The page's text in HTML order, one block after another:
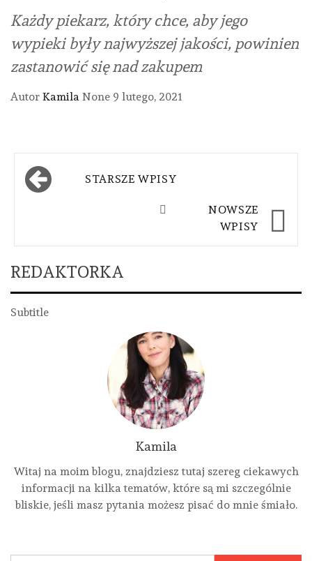
Każdy piekarz, który chce, aby jego
wypieki były najwyższej jakości, powinien
zastanowić się nad zakupem
Autor Kamila None 9 lutego, 2021
Nawigacja
po
STARSZE WPISY
NOWSZE
WPISY
REDAKTORKA
Subtitle
Kamila
Witaj na moim blogu, znajdziesz tutaj szereg ciekawych
informacji na kilka tematów, które są mi szczególnie
bliskie, jeśli masz pytania możesz pisać do mnie śmiało.